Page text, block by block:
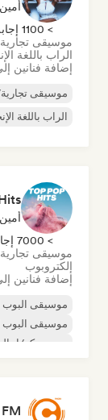
> 1100 إجابة تم تقديمها
موسيقى
الراب باللغة
إضافة فنانين
موسيقى
الراب باللغة
> 7000 إجابة تم تقديمها
موسيقى
إلكتروبوب
إضافة فنانين
موسيقى البوب
موسيقى البوب
نيو ديسكو/إيتالو